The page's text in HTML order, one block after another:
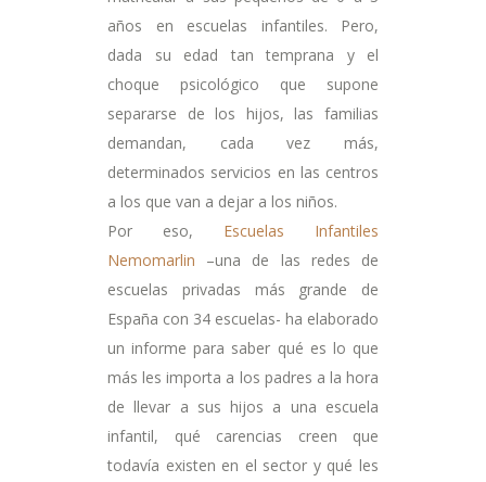
años en escuelas infantiles. Pero,
dada su edad tan temprana y el
choque psicológico que supone
separarse de los hijos, las familias
demandan, cada vez más,
determinados servicios en las centros
a los que van a dejar a los niños.
Por eso, Escuelas Infantiles
Nemomarlin –una de las redes de
escuelas privadas más grande de
España con 34 escuelas- ha elaborado
un informe para saber qué es lo que
más les importa a los padres a la hora
de llevar a sus hijos a una escuela
infantil, qué carencias creen que
todavía existen en el sector y qué les